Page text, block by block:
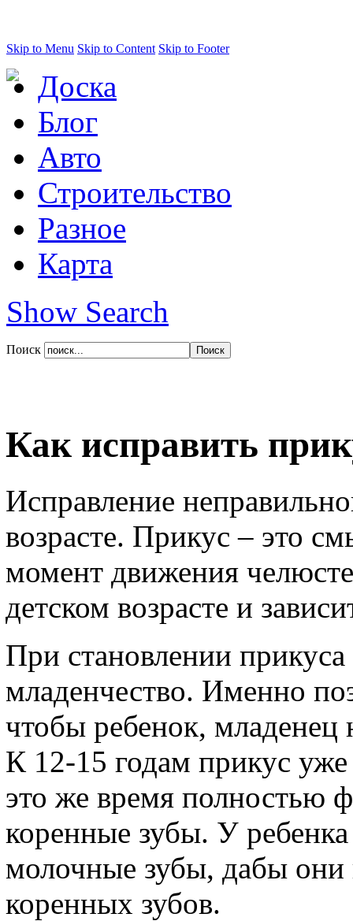
Skip to Menu Skip to Content Skip to Footer
Доска
Блог
Авто
Строительство
Разное
Карта
Show Search
Поиск
Как исправить
Исправление
возрасте. Прикус – это
момент движения
детском возрасте и
При становлении
младенчество. Именно
чтобы ребенок, младенец
К 12-15 годам прикус
это же время полностью
коренные зубы. У
молочные зубы, дабы они
коренных зубов.